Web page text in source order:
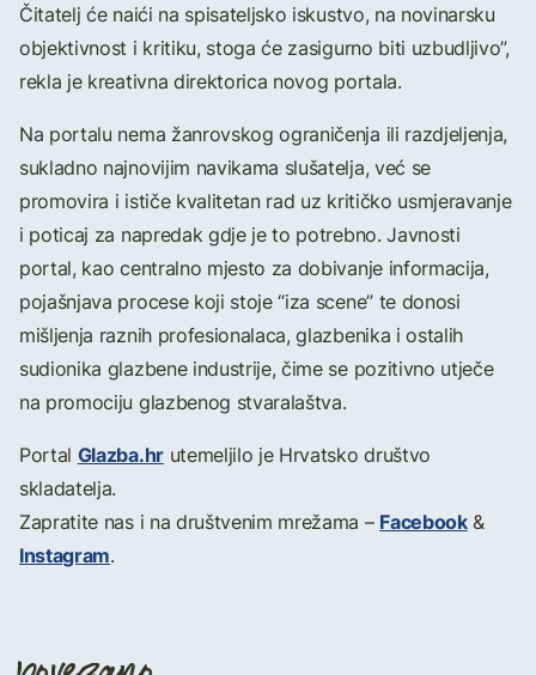
Čitatelj će naići na spisateljsko iskustvo, na novinarsku
objektivnost i kritiku, stoga će zasigurno biti uzbudljivo”,
rekla je kreativna direktorica novog portala.
Na portalu nema žanrovskog ograničenja ili razdjeljenja,
sukladno najnovijim navikama slušatelja, već se
promovira i ističe kvalitetan rad uz kritičko usmjeravanje
i poticaj za napredak gdje je to potrebno. Javnosti
portal, kao centralno mjesto za dobivanje informacija,
pojašnjava procese koji stoje “iza scene” te donosi
mišljenja raznih profesionalaca, glazbenika i ostalih
sudionika glazbene industrije, čime se pozitivno utječe
na promociju glazbenog stvaralaštva.
Portal Glazba.hrutemeljilo je Hrvatsko društvo
skladatelja.
Zapratite nas i na društvenim mrežama – Facebook&
Instagram.